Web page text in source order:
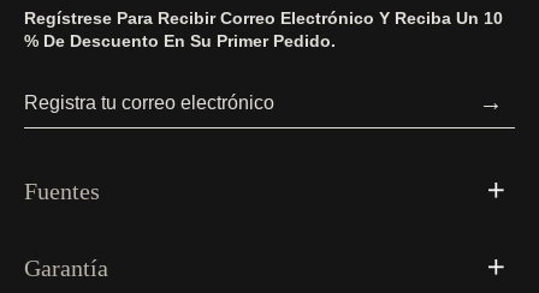
Regístrese Para Recibir Correo Electrónico Y Reciba Un 10
% De Descuento En Su Primer Pedido.
→
Fuentes
Garantía